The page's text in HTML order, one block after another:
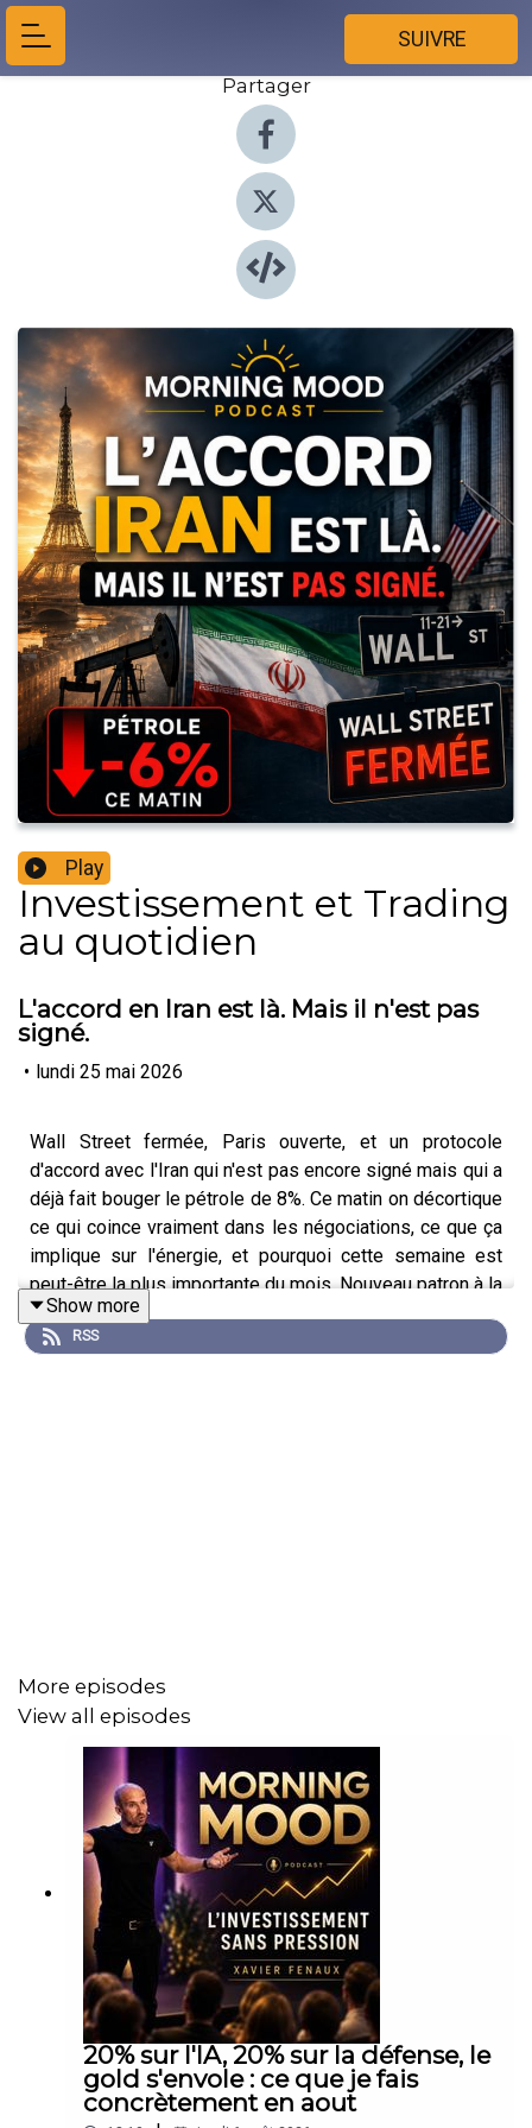
SUIVRE
Partager
Play
Investissement et Trading
au quotidien
L'accord en Iran est là. Mais il n'est pas
signé.
• lundi 25 mai 2026
Wall Street fermée, Paris ouverte, et un protocole
d'accord avec l'Iran qui n'est pas encore signé mais qui a
déjà fait bouger le pétrole de 8%. Ce matin on décortique
ce qui coince vraiment dans les négociations, ce que ça
implique sur l'énergie, et pourquoi cette semaine est
peut-être la plus importante du mois. Nouveau patron à la
Fed, PCE jeudi, Marvell mercredi soir les dés se jouent
là. Bon réveil.
Show more
RSS
More episodes
View all episodes
20% sur l'IA, 20% sur la défense, le
gold s'envole : ce que je fais
concrètement en aout